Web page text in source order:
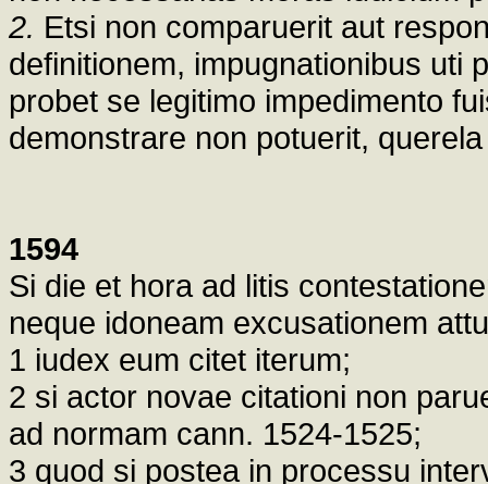
2. Etsi non comparuerit aut
definitionem, impugnationibus uti
probet se legitimo impedimento
demonstrare non potuerit,
1594
Si die et hora ad litis
neque idoneam excusationem
1 iudex eum citet iterum;
2 si actor novae citationi non
ad normam cann. 1524-1525;
3 quod si postea in processu